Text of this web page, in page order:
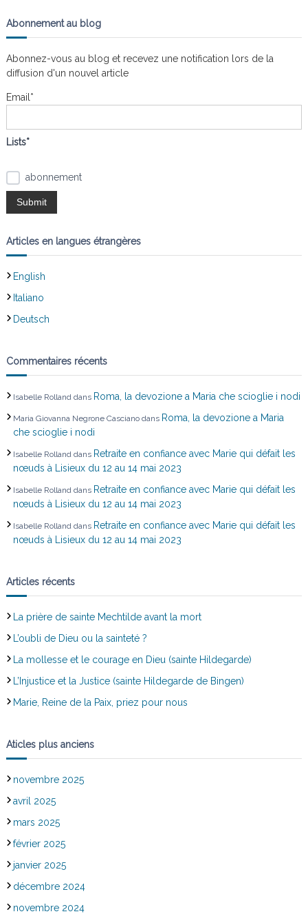
h
e
c
h
e
r
c
r
Abonnement au blog
Abonnez-vous au blog et recevez une notification lors de la
diffusion d'un nouvel article
Email*
Lists*
abonnement
Articles en langues étrangères
English
Italiano
Deutsch
Commentaires récents
Isabelle Rolland dans Roma, la devozione a Maria che scioglie i nodi
Maria Giovanna Negrone Cascianodans Roma, la devozione a Maria
che scioglie i nodi
Isabelle Rolland dans Retraite en confiance avec Marie qui défait les
nœuds à Lisieux du 12 au 14 mai 2023
Isabelle Rolland dans Retraite en confiance avec Marie qui défait les
nœuds à Lisieux du 12 au 14 mai 2023
Isabelle Rolland dans Retraite en confiance avec Marie qui défait les
nœuds à Lisieux du 12 au 14 mai 2023
Articles récents
La prière de sainte Mechtilde avant la mort
L’oubli de Dieu ou la sainteté ?
La mollesse et le courage en Dieu (sainte Hildegarde)
L’Injustice et la Justice (sainte Hildegarde de Bingen)
Marie, Reine de la Paix, priez pour nous
Aticles plus anciens
novembre 2025
avril 2025
mars 2025
février 2025
janvier 2025
décembre 2024
novembre 2024